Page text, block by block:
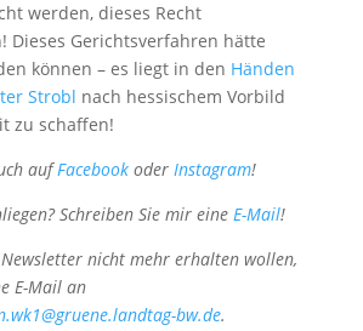
werden, dieses Recht
Dieses Gerichtsverfahren hätte
können – es liegt in den Händen
Strobl nach hessischem Vorbild
zu schaffen!
aufFacebookoder Instagram!
Schreiben Sie mir eine E-Mail!
Newsletter nicht mehr erhalten wollen,
E-Mail an
bw.de.